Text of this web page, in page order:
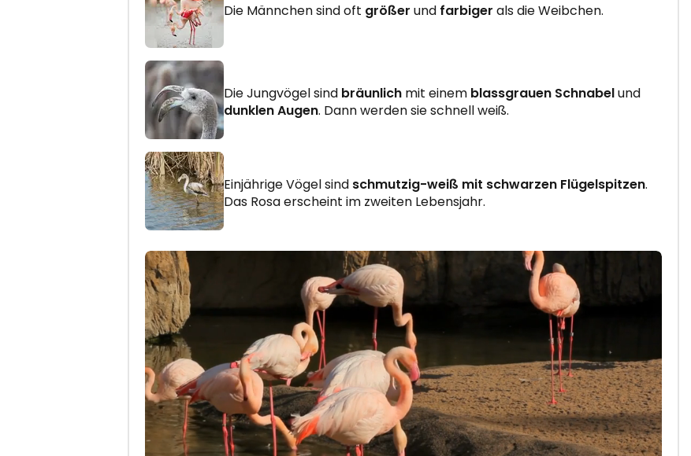
Die Männchen sind oft größer und farbiger als die Weibchen.
Die Jungvögel sind bräunlich mit einem blassgrauen Schnabelund
dunklen Augen. Dann werden sie schnell weiß.
Einjährige Vögel sind schmutzig-weiß mit schwarzen Flügelspitzen.
Das Rosa erscheint im zweiten Lebensjahr.